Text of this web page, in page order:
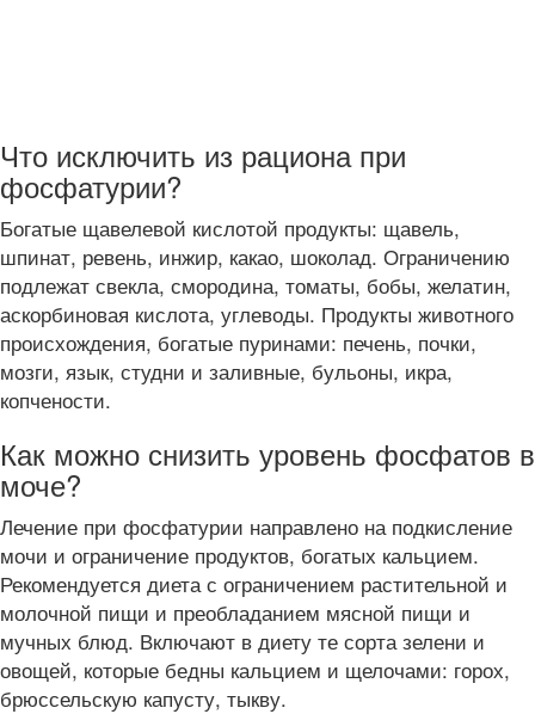
Что исключить из рациона при
фосфатурии?
Богатые щавелевой кислотой продукты: щавель,
шпинат, ревень, инжир, какао, шоколад. Ограничению
подлежат свекла, смородина, томаты, бобы, желатин,
аскорбиновая кислота, углеводы. Продукты животного
происхождения, богатые пуринами: печень, почки,
мозги, язык, студни и заливные, бульоны, икра,
копчености.
Как можно снизить уровень фосфатов в
моче?
Лечение при фосфатурии направлено на подкисление
мочи и ограничение продуктов, богатых кальцием.
Рекомендуется диета с ограничением растительной и
молочной пищи и преобладанием мясной пищи и
мучных блюд. Включают в диету те сорта зелени и
овощей, которые бедны кальцием и щелочами: горох,
брюссельскую капусту, тыкву.